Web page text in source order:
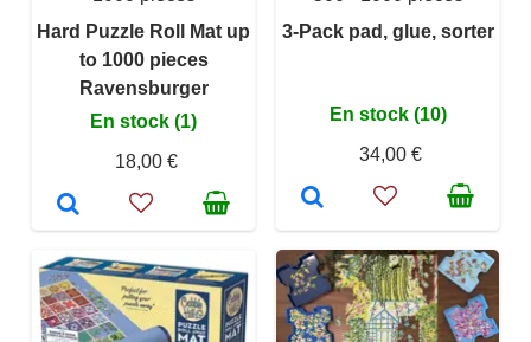
Hard Puzzle Roll Mat up
to 1000 pieces
Ravensburger
En stock (1)
18,00 €
3-Pack pad, glue, sorter
En stock (10)
34,00 €